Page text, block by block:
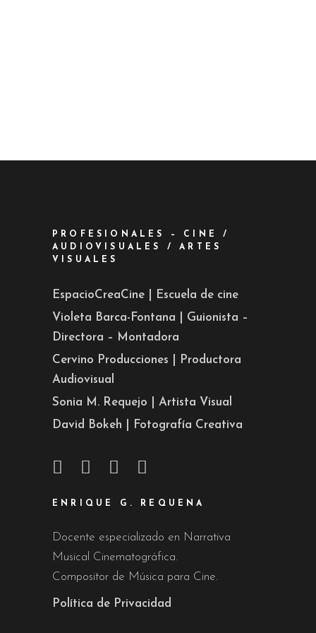
PROFESIONALES – CINE /
AUDIOVISUALES / ARTES
VISUALES
EspacioCreaCine | Escuela de cine
Violeta Barca-Fontana | Guionista –
Directora – Montadora
Cervino Producciones | Productora
Audiovisual
Sonia M. Requejo | Artista Visual
David Bokeh | Fotografía Creativa
ENRIQUE G. REQUENA
Docente especializado en Narrativa
Musical Cinematográfica.
Compositor de Música para Cine.
Política de Privacidad